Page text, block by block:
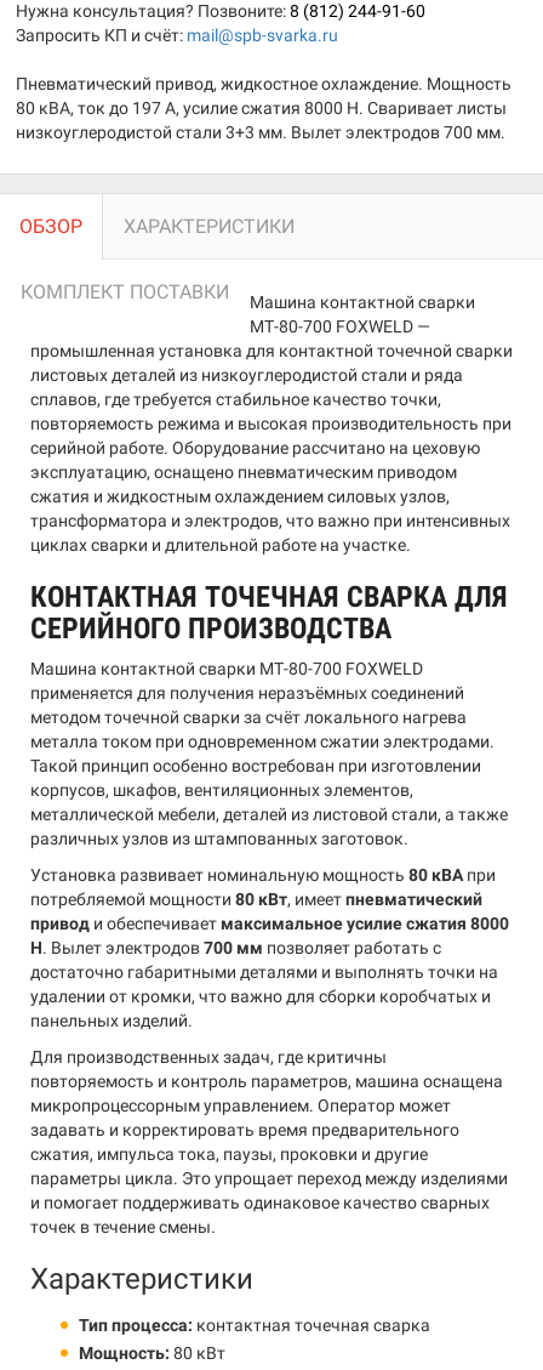
Нужна консультация? Позвоните:8 (812) 244-91-60
Запросить КП и счёт: mail@spb-svarka.ru
Пневматический привод, жидкостное охлаждение. Мощность
80 кВА, ток до 197 А, усилие сжатия 8000 Н. Сваривает листы
низкоуглеродистой стали 3+3 мм. Вылет электродов 700 мм.
ОБЗОР ХАРАКТЕРИСТИКИ
КОМПЛЕКТ ПОСТАВКИ
Машина контактной сварки
МТ-80-700 FOXWELD —
промышленная установка для контактной точечной сварки
листовых деталей из низкоуглеродистой стали и ряда
сплавов, где требуется стабильное качество точки,
повторяемость режима и высокая производительность при
серийной работе. Оборудование рассчитано на цеховую
эксплуатацию, оснащено пневматическим приводом
сжатия и жидкостным охлаждением силовых узлов,
трансформатора и электродов, что важно при интенсивных
циклах сварки и длительной работе на участке.
КОНТАКТНАЯ ТОЧЕЧНАЯ СВАРКА ДЛЯ
СЕРИЙНОГО ПРОИЗВОДСТВА
Машина контактной сварки МТ-80-700 FOXWELD
применяется для получения неразъёмных соединений
методом точечной сварки за счёт локального нагрева
металла током при одновременном сжатии электродами.
Такой принцип особенно востребован при изготовлении
корпусов, шкафов, вентиляционных элементов,
металлической мебели, деталей из листовой стали, а также
различных узлов из штампованных заготовок.
Установка развивает номинальную мощность 80 кВА при
потребляемой мощности 80 кВт, имеетпневматический
привод и обеспечивает максимальное усилие сжатия 8000
Н. Вылет электродов700 мм позволяет работать с
достаточно габаритными деталями и выполнять точки на
удалении от кромки, что важно для сборки коробчатых и
панельных изделий.
Для производственных задач, где критичны
повторяемость и контроль параметров, машина оснащена
микропроцессорным управлением. Оператор может
задавать и корректировать время предварительного
сжатия, импульса тока, паузы, проковки и другие
параметры цикла. Это упрощает переход между изделиями
и помогает поддерживать одинаковое качество сварных
точек в течение смены.
Характеристики
Тип процесса: контактная точечная сварка
Мощность: 80 кВт